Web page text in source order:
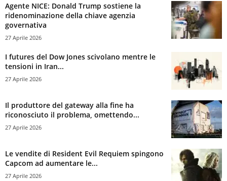
Agente NICE: Donald Trump sostiene la
ridenominazione della chiave agenzia
governativa
27 Aprile 2026
I futures del Dow Jones scivolano mentre le
tensioni in Iran...
27 Aprile 2026
Il produttore del gateway alla fine ha
riconosciuto il problema, omettendo...
27 Aprile 2026
Le vendite di Resident Evil Requiem spingono
Capcom ad aumentare le...
27 Aprile 2026